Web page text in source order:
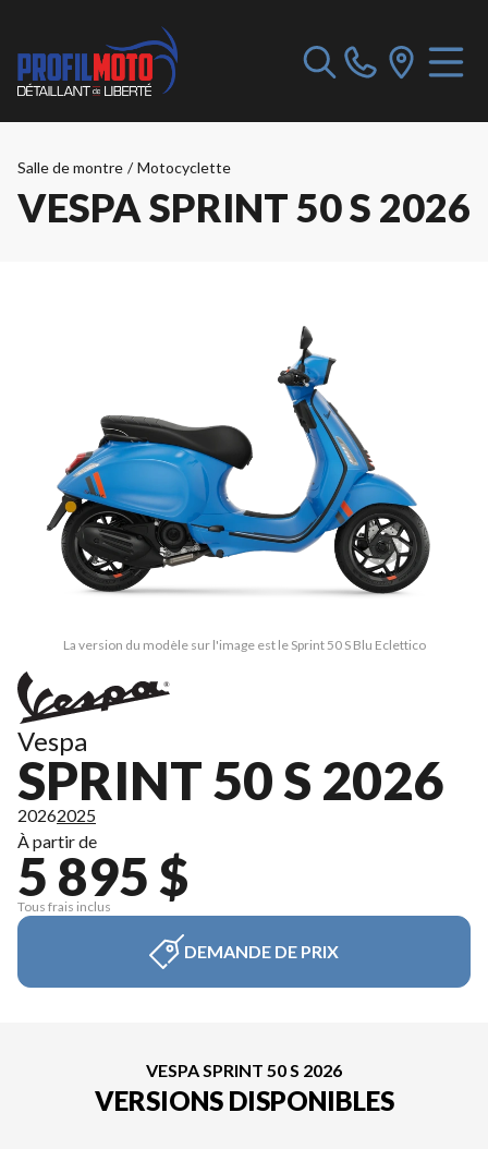
Salle de montre / Motocyclette
VESPA SPRINT 50 S 2026
La version du modèle sur l'image est le Sprint 50 S Blu Eclettico
Vespa
SPRINT 50 S 2026
20262025
À partir de
5 895 $
Tous frais inclus
DEMANDE DE PRIX
VESPA SPRINT 50 S 2026
VERSIONS DISPONIBLES